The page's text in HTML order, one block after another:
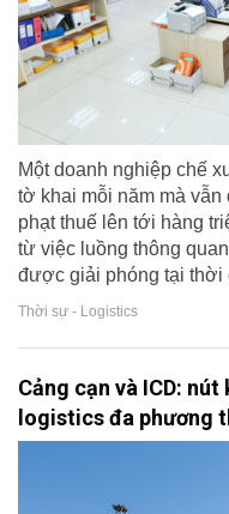
Một doanh nghiệp chế
tờ khai mỗi năm mà
phạt thuế lên tới hàng
từ việc luồng thông
được giải phóng tại thời
Thời sự - Logistics
Cảng cạn và ICD:
logistics đa phương